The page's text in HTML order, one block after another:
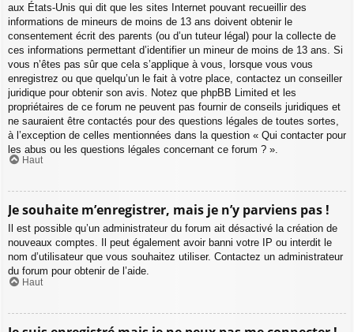
aux États-Unis qui dit que les sites Internet pouvant recueillir des
informations de mineurs de moins de 13 ans doivent obtenir le
consentement écrit des parents (ou d’un tuteur légal) pour la collecte de
ces informations permettant d’identifier un mineur de moins de 13 ans. Si
vous n’êtes pas sûr que cela s’applique à vous, lorsque vous vous
enregistrez ou que quelqu’un le fait à votre place, contactez un conseiller
juridique pour obtenir son avis. Notez que phpBB Limited et les
propriétaires de ce forum ne peuvent pas fournir de conseils juridiques et
ne sauraient être contactés pour des questions légales de toutes sortes,
à l’exception de celles mentionnées dans la question « Qui contacter pour
les abus ou les questions légales concernant ce forum ? ».
Haut
Je souhaite m’enregistrer, mais je n’y parviens pas !
Il est possible qu’un administrateur du forum ait désactivé la création de
nouveaux comptes. Il peut également avoir banni votre IP ou interdit le
nom d’utilisateur que vous souhaitez utiliser. Contactez un administrateur
du forum pour obtenir de l’aide.
Haut